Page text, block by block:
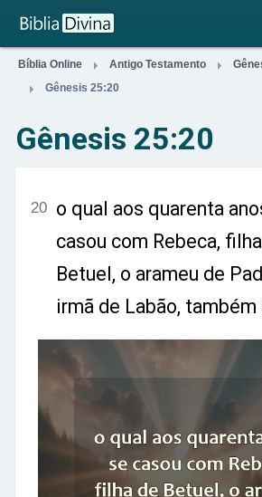
Bíblia Online  Antigo Testamento 
 Gênesis 25:20
Gênesis 25:20
20 o qual aos quarenta
casou com Rebeca,
Betuel, o arameu de
irmã de Labão, também